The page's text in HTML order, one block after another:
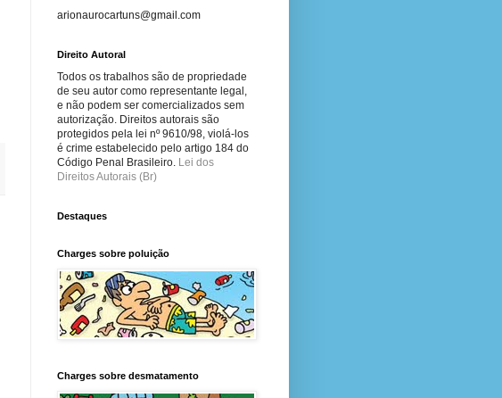
arionaurocartuns@gmail.com
Direito Autoral
Todos os trabalhos são de propriedade
de seu autor como representante legal,
e não podem ser comercializados sem
autorização. Direitos autorais são
protegidos pela lei nº 9610/98, violá-los
é crime estabelecido pelo artigo 184 do
Código Penal Brasileiro. Lei dos
Direitos Autorais (Br)
Destaques
Charges sobre poluição
Charges sobre desmatamento